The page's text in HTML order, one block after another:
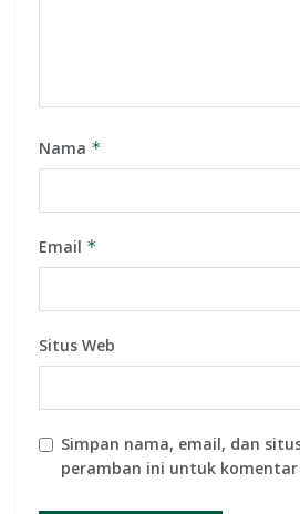
Nama *
Email *
Situs Web
Simpan nama, email, dan
peramban ini untuk